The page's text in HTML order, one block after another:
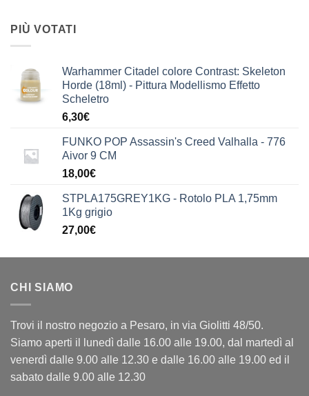
PIÙ VOTATI
Warhammer Citadel colore Contrast: Skeleton
Horde (18ml) - Pittura Modellismo Effetto
Scheletro
6,30€
FUNKO POP Assassin's Creed Valhalla - 776
Aivor 9 CM
18,00€
STPLA175GREY1KG - Rotolo PLA 1,75mm
1Kg grigio
27,00€
CHI SIAMO
Trovi il nostro negozio a Pesaro, in via Giolitti 48/50.
Siamo aperti il lunedì dalle 16.00 alle 19.00, dal martedì al
venerdì dalle 9.00 alle 12.30 e dalle 16.00 alle 19.00 ed il
sabato dalle 9.00 alle 12.30